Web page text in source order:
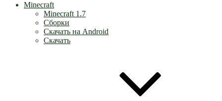
Minecraft
Minecraft 1.7
Сборки
Скачать на Android
Скачать